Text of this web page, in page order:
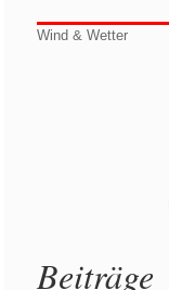
Wind & Wetter
Beiträge